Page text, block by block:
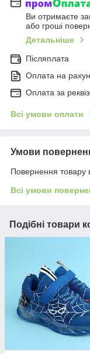
Ви отримаєте
або гроші
Детальніше
Післяплата
Оплата на
Оплата за
Всі умови оплати
Умови
Повернення товару
Всі умови
Подібні товари